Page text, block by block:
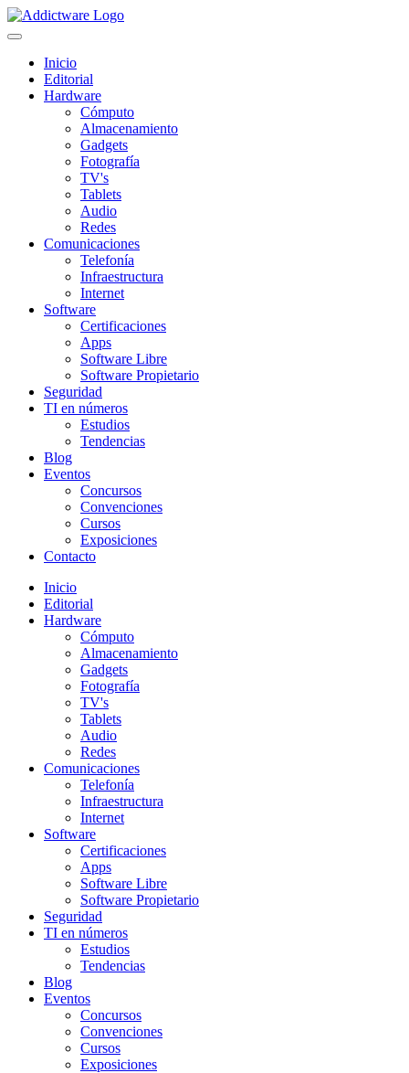
Inicio
Editorial
Hardware
Cómputo
Almacenamiento
Gadgets
Fotografía
TV's
Tablets
Audio
Redes
Comunicaciones
Telefonía
Infraestructura
Internet
Software
Certificaciones
Apps
Software Libre
Software Propietario
Seguridad
TI en números
Estudios
Tendencias
Blog
Eventos
Concursos
Convenciones
Cursos
Exposiciones
Contacto
Inicio
Editorial
Hardware
Cómputo
Almacenamiento
Gadgets
Fotografía
TV's
Tablets
Audio
Redes
Comunicaciones
Telefonía
Infraestructura
Internet
Software
Certificaciones
Apps
Software Libre
Software Propietario
Seguridad
TI en números
Estudios
Tendencias
Blog
Eventos
Concursos
Convenciones
Cursos
Exposiciones